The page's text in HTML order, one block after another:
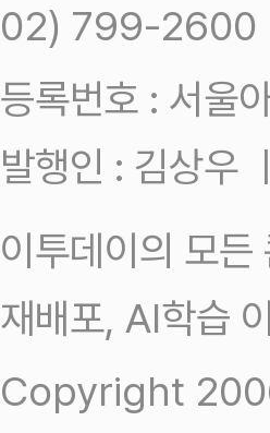
02) 799-2600
등록번호 : 서
발행인 : 김상우
이투데이의 모
재배포, AI학습
Copyright